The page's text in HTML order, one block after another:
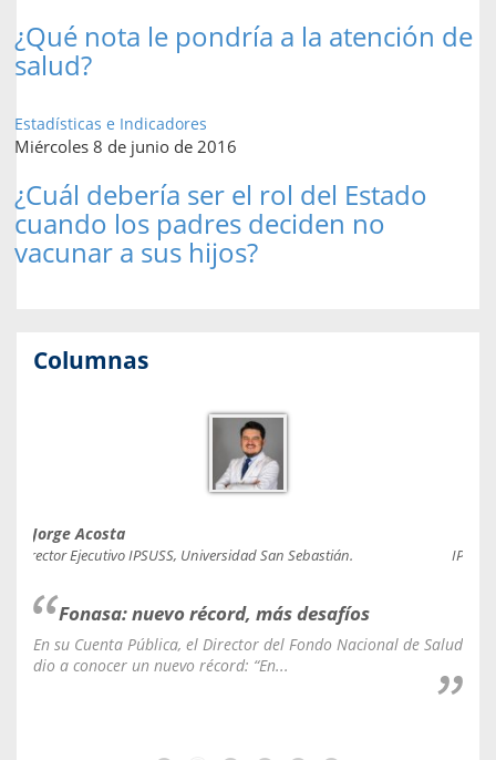
¿Qué nota le pondría a la atención de
salud?
Estadísticas e Indicadores
Miércoles 8 de junio de 2016
¿Cuál debería ser el rol del Estado
cuando los padres deciden no
vacunar a sus hijos?
Columnas
Jorge Acosta
Director Ejecutivo IPSUSS, Universidad San Sebastián.
Fonasa: nuevo récord, más desafíos
En su Cuenta Pública, el Director del Fondo Nacional de Salud
dio a conocer un nuevo récord: “En...